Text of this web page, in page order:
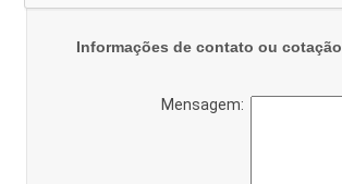
Informações de contato ou cotação
Mensagem: